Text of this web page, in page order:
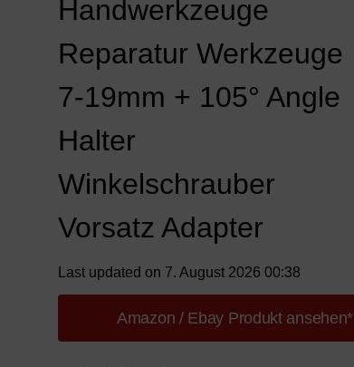
Handwerkzeuge
Reparatur Werkzeuge
7-19mm + 105° Angle
Halter
Winkelschrauber
Vorsatz Adapter
Last updated on 7. August 2026 00:38
Amazon / Ebay Produkt ansehen*